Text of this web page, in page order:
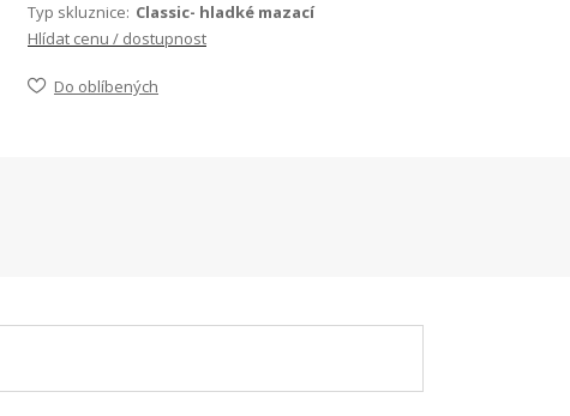
Typ skluznice: Classic- hladké mazací
Hlídat cenu / dostupnost
Do oblíbených